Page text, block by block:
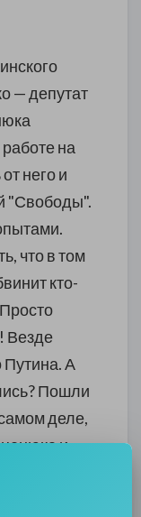
— депутат
на
него и
"Свободы".
что в том
кто-
Везде
Путина. А
Пошли
деле,
и